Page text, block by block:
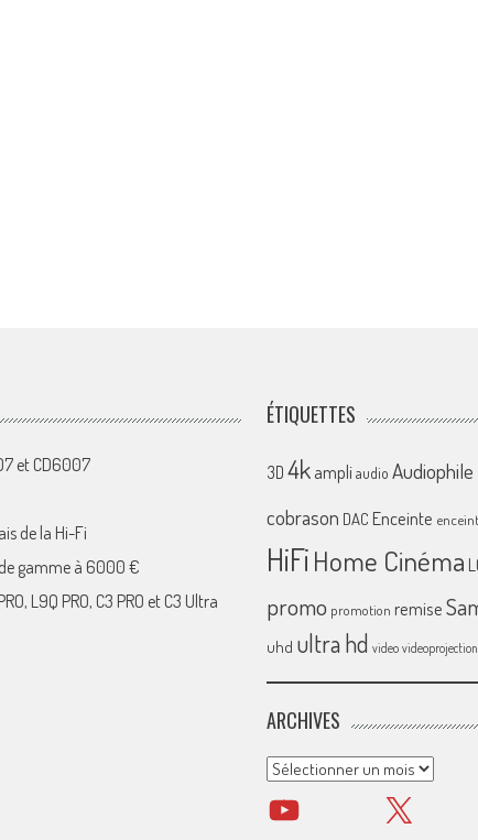
et CD6007
de la Hi-Fi
gamme à 6000 €
L9Q PRO, C3 PRO et C3 Ultra
ÉTIQUETTES
3D 4k ampliaudio Audiophile
cobrason DAC Enceinte
HiFiHome Cinéma
promo promotion remise
uhd ultra hd video videoprojection
ARCHIVES
Archives
YouTube X